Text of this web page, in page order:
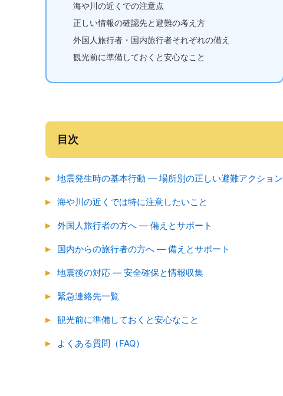
海や川の近くでの注意点
正しい情報の確認先と避難の考え方
外国人旅行者・国内旅行者それぞれの備え
観光前に準備しておくと安心なこと
目次
地震発生時の基本行動 ― 場所別の正しい避難アクション
海や川の近くでは特に注意したいこと
外国人旅行者の方へ ― 備えとサポート
国内からの旅行者の方へ ― 備えとサポート
地震後の対応 ― 安全確保と情報収集
緊急連絡先一覧
観光前に準備しておくと安心なこと
よくある質問（FAQ）